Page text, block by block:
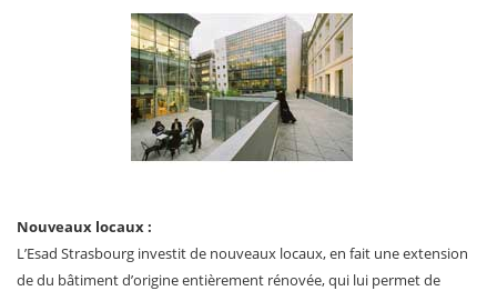
Nouveaux locaux :
L’Esad Strasbourg investit de nouveaux locaux, en fait une extension
de du bâtiment d’origine entièrement rénovée, qui lui permet de